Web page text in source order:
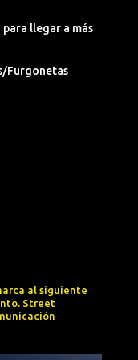
llegar a más
Furgonetas
al siguiente
Street